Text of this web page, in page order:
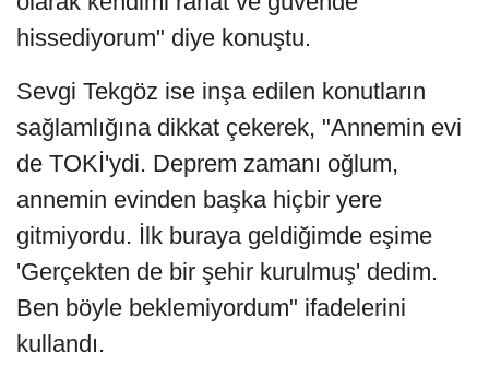
hissediyorum" diye konuştu.
Sevgi Tekgöz ise inşa edilen konutların
sağlamlığına dikkat çekerek, "Annemin evi
de TOKİ'ydi. Deprem zamanı oğlum,
annemin evinden başka hiçbir yere
gitmiyordu. İlk buraya geldiğimde eşime
'Gerçekten de bir şehir kurulmuş' dedim.
Ben böyle beklemiyordum" ifadelerini
kullandı.